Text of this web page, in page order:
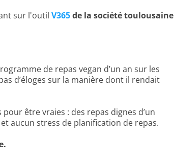
sur l'outil V365de la société toulousaine
de repas vegan d’un an sur les
d’éloges sur la manière dont il rendait
être vraies : des repas dignes d’un
aucun stress de planification de repas.